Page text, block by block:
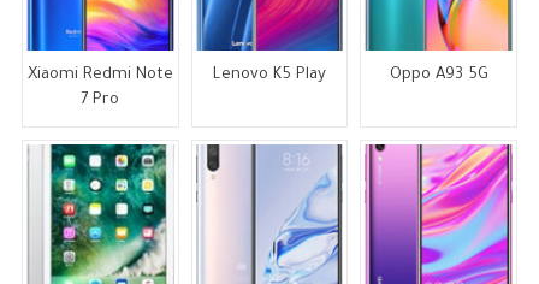
Xiaomi Redmi Note
7 Pro
Lenovo K5 Play Oppo A93 5G